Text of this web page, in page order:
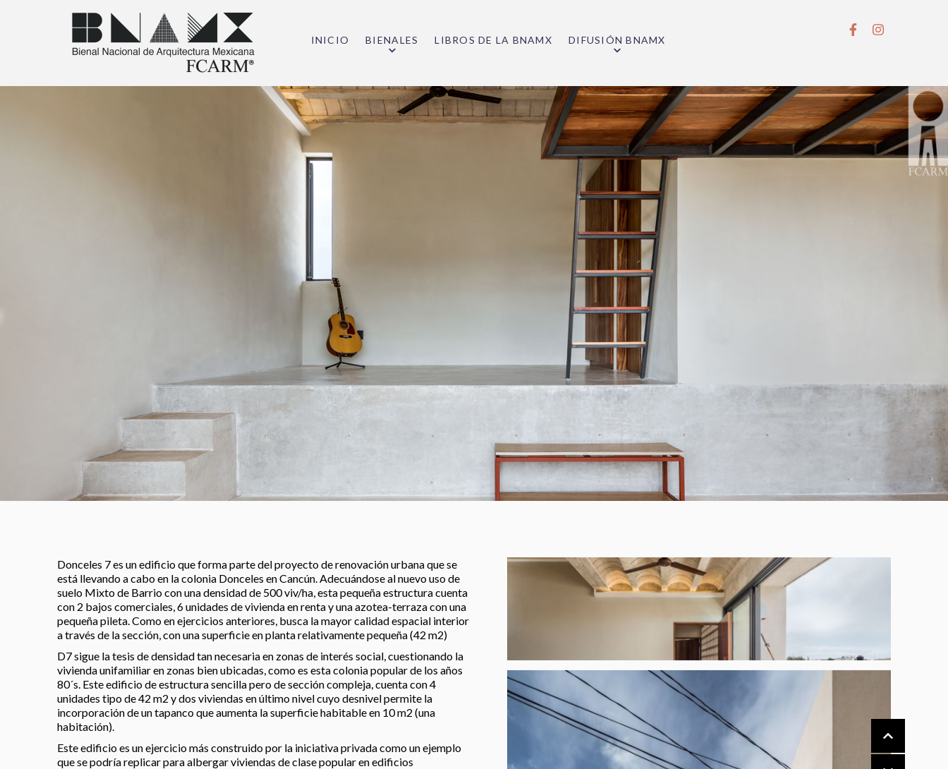
INICIO BIENALES LIBROS DE LA BNAMX DIFUSIÓN BNAMX
Donceles 7 es un edificio que forma parte del proyecto de renovación urbana que se
está llevando a cabo en la colonia Donceles en Cancún. Adecuándose al nuevo uso de
suelo Mixto de Barrio con una densidad de 500 viv/ha, esta pequeña estructura cuenta
con 2 bajos comerciales, 6 unidades de vivienda en renta y una azotea-terraza con una
pequeña pileta. Como en ejercicios anteriores, busca la mayor calidad espacial interior
a través de la sección, con una superficie en planta relativamente pequeña (42 m2)
D7 sigue la tesis de densidad tan necesaria en zonas de interés social, cuestionando la
vivienda unifamiliar en zonas bien ubicadas, como es esta colonia popular de los años
80´s. Este edificio de estructura sencilla pero de sección compleja, cuenta con 4
unidades tipo de 42 m2 y dos viviendas en último nivel cuyo desnivel permite la
incorporación de un tapanco que aumenta la superficie habitable en 10 m2 (una
habitación).
Este edificio es un ejercicio más construido por la iniciativa privada como un ejemplo
que se podría replicar para albergar viviendas de clase popular en edificios